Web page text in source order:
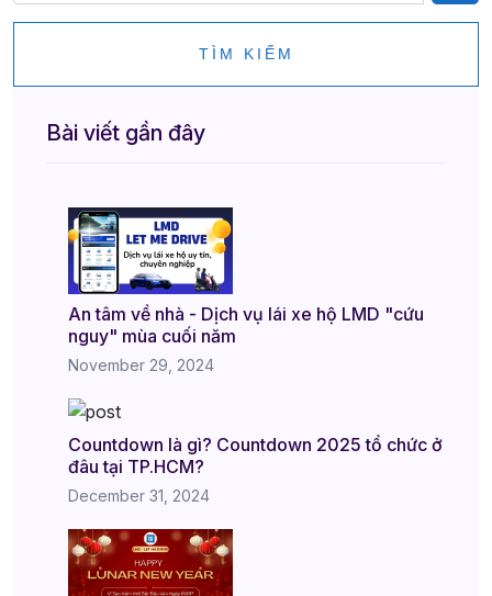
TÌM KIẾM
Bài viết gần đây
An tâm về nhà - Dịch vụ lái xe hộ LMD "cứu
nguy" mùa cuối năm
November 29, 2024
Countdown là gì? Countdown 2025 tổ chức ở
đâu tại TP.HCM?
December 31, 2024